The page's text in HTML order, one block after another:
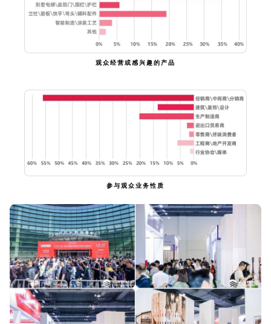
观众经营或感兴趣的产品
参与观众业务性质